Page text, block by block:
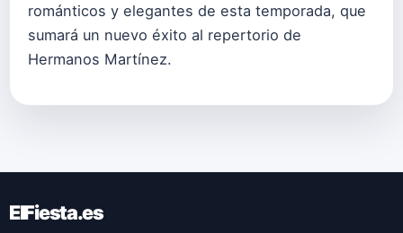
románticos y elegantes de esta temporada, que
sumará un nuevo éxito al repertorio de
Hermanos Martínez.
ElFiesta.es